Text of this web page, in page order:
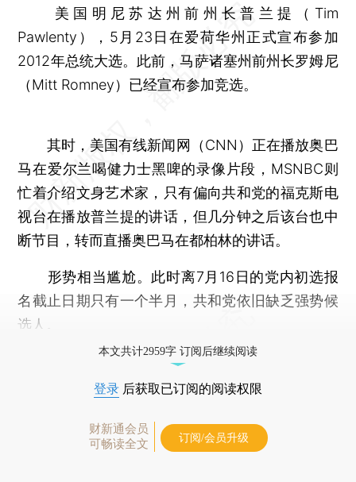
美国明尼苏达州前州长普兰提（Tim
Pawlenty），5月23日在爱荷华州正式宣布参加
2012年总统大选。此前，马萨诸塞州前州长罗姆尼
（Mitt Romney）已经宣布参加竞选。
其时，美国有线新闻网（CNN）正在播放奥巴
马在爱尔兰喝健力士黑啤的录像片段，MSNBC则
忙着介绍文身艺术家，只有偏向共和党的福克斯电
视台在播放普兰提的讲话，但几分钟之后该台也中
断节目，转而直播奥巴马在都柏林的讲话。
形势相当尴尬。此时离7月16日的党内初选报
名截止日期只有一个半月，共和党依旧缺乏强势候
选人。
本文共计2959字 订阅后继续阅读
登录 后获取已订阅的阅读权限
财新通会员
可畅读全文
订阅/会员升级